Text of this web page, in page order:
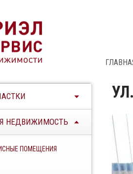
НЕДВИЖИМОСТЬ
ПОМЕЩЕНИЯ